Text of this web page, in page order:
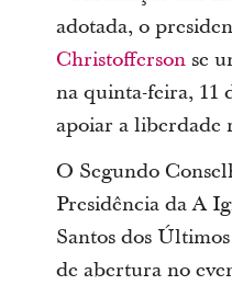
adotada, o
Christoffersonse
na quinta-feira, 11
apoiar a liberdade
O Segundo
Presidência da A
Santos dos
de abertura no